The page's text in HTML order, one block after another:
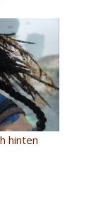
hinten